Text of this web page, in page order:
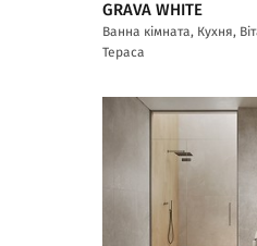
GRAVA WHITE
Ванна кімната, Кухня,
Тераса